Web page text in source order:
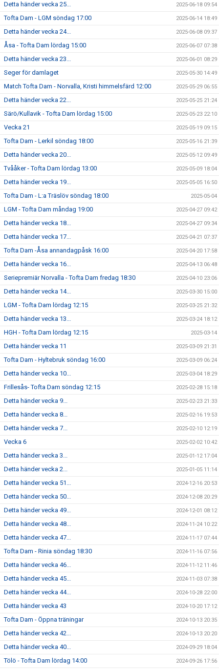
Detta händer vecka 25... 2025-06-18 09:54
Tofta Dam - LGM söndag 17:00 2025-06-14 18:49
Detta händer vecka 24... 2025-06-08 09:37
Åsa - Tofta Dam lördag 15:00 2025-06-07 07:38
Detta händer vecka 23... 2025-06-01 08:29
Seger för damlaget 2025-05-30 14:49
Match Tofta Dam - Norvalla, Kristi himmelsfärd 12:00 2025-05-29 06:55
Detta händer vecka 22... 2025-05-25 21:24
Särö/Kullavik - Tofta Dam lördag 15:00 2025-05-23 22:10
Vecka 21 2025-05-19 09:15
Tofta Dam - Lerkil söndag 18:00 2025-05-16 21:39
Detta händer vecka 20... 2025-05-12 09:49
Tvååker - Tofta Dam lördag 13:00 2025-05-09 18:04
Detta händer vecka 19... 2025-05-05 16:50
Tofta Dam - L:a Träslöv söndag 18:00 2025-05-04
LGM - Tofta Dam måndag 19:00 2025-04-27 09:42
Detta händer vecka 18... 2025-04-27 09:34
Detta händer vecka 17... 2025-04-21 07:37
Tofta Dam -Åsa annandagpåsk 16:00 2025-04-20 17:58
Detta händer vecka 16... 2025-04-13 06:48
Seriepremiär Norvalla - Tofta Dam fredag 18:30 2025-04-10 23:06
Detta händer vecka 14... 2025-03-30 15:00
LGM - Tofta Dam lördag 12:15 2025-03-25 21:32
Detta händer vecka 13... 2025-03-24 18:12
HGH - Tofta Dam lördag 12:15 2025-03-14
Detta händer vecka 11 2025-03-09 21:31
Tofta Dam - Hyltebruk söndag 16:00 2025-03-09 06:24
Detta händer vecka 10... 2025-03-04 18:29
Frillesås- Tofta Dam söndag 12:15 2025-02-28 15:18
Detta händer vecka 9... 2025-02-23 21:33
Detta händer vecka 8... 2025-02-16 19:53
Detta händer vecka 7... 2025-02-10 12:19
Vecka 6 2025-02-02 10:42
Detta händer vecka 3... 2025-01-12 17:04
Detta händer vecka 2... 2025-01-05 11:14
Detta händer vecka 51... 2024-12-16 20:53
Detta händer vecka 50... 2024-12-08 20:29
Detta händer vecka 49... 2024-12-01 08:12
Detta händer vecka 48... 2024-11-24 10:22
Detta händer vecka 47... 2024-11-17 07:44
Tofta Dam - Rinia söndag 18:30 2024-11-16 07:56
Detta händer vecka 46... 2024-11-12 11:46
Detta händer vecka 45... 2024-11-03 07:38
Detta händer vecka 44... 2024-10-28 22:00
Detta händer vecka 43 2024-10-20 17:12
Tofta Dam - Öppna träningar 2024-10-13 20:35
Detta händer vecka 42... 2024-10-13 20:20
Detta händer vecka 40... 2024-09-29 18:04
Tölö - Tofta Dam lördag 14:00 2024-09-26 17:56